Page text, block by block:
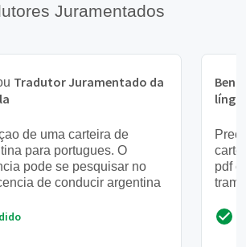
Juramentados
Tradutor Juramentado da
de uma carteira de
para portugues. O
pode se pesquisar no
de conducir argentina
pdf